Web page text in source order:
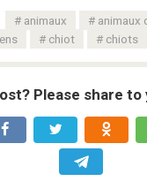
animaux
animaux
chiot chiots
Please share